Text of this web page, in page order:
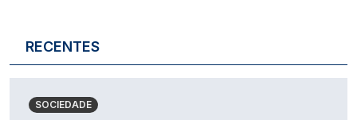
RECENTES
SOCIEDADE